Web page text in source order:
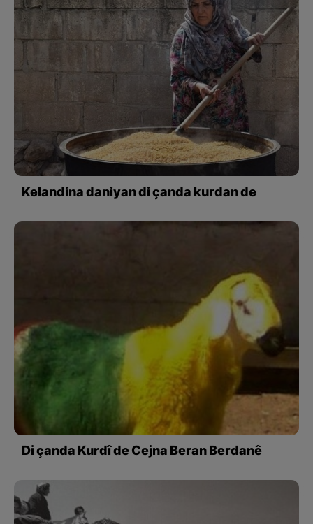
Kelandina daniyan di çanda kurdan de
Di çanda Kurdî de Cejna Beran Berdanê